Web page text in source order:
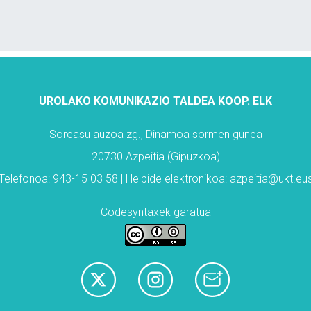
UROLAKO KOMUNIKAZIO TALDEA KOOP. ELK
Soreasu auzoa zg., Dinamoa sormen gunea
20730 Azpeitia (Gipuzkoa)
943-15 03 58 | Helbide elektronikoa:
Codesyntaxek garatua